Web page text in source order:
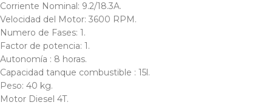
Corriente Nominal: 9.2/18.3A.
Velocidad del Motor: 3600 RPM.
Numero de Fases: 1.
Factor de potencia: 1.
Autonomía : 8 horas.
Capacidad tanque combustible : 15l.
Peso: 40 kg.
Motor Diesel 4T.